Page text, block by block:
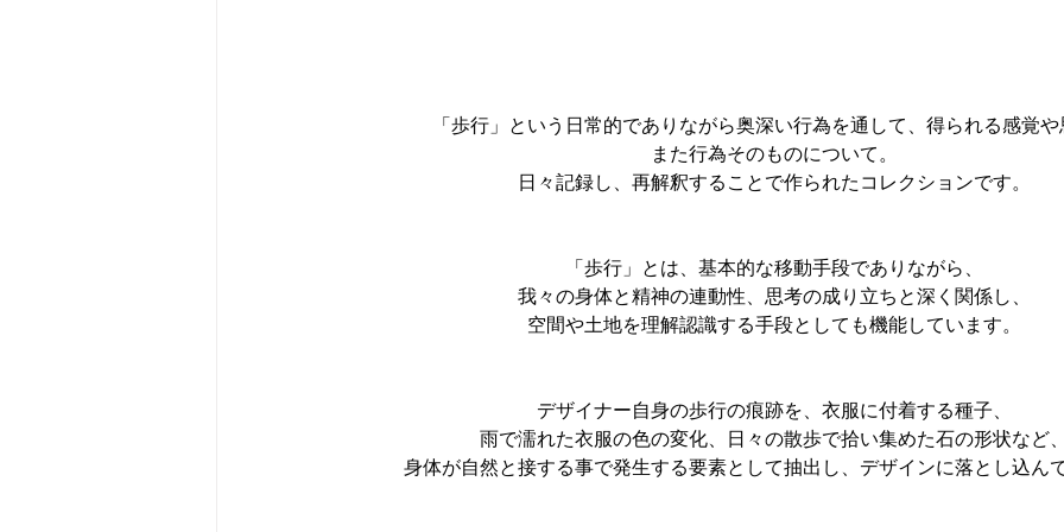
「歩行」という日常的でありながら奥深い行為を通して、得られる感覚や
また行為そのものについて。
日々記録し、再解釈することで作られたコレクションです。
「歩行」とは、基本的な移動手段でありながら、
我々の身体と精神の連動性、思考の成り立ちと深く関係し、
空間や土地を理解認識する手段としても機能しています。
デザイナー自身の歩行の痕跡を、衣服に付着する種子、
雨で濡れた衣服の色の変化、日々の散歩で拾い集めた石の形状など、
身体が自然と接する事で発生する要素として抽出し、デザインに落とし込ん